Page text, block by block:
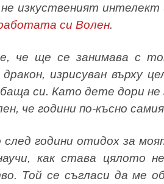
не изкуственият
си Волен.
че ще се занимава с
дракон, изрисуван върху
си. Като дете дори
че години по-късно
след години отидох за
как става цялото
Той се съгласи да ме